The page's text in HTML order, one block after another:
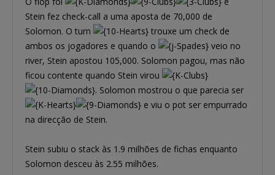
Stein fez check-call a uma aposta de 70,000 de
Solomon. O turn
trouxe um check de
ambos os jogadores e quando o
veio no
river, Stein apostou 105,000. Solomon pagou, mas não
ficou contente quando Stein virou
. Solomon mostrou o que parecia ser
e viu o pot ser empurrado
na direcção de Stein.
Stein subiu o stack às 1.9 milhões de fichas enquanto
Solomon desceu às 2.55 milhões.